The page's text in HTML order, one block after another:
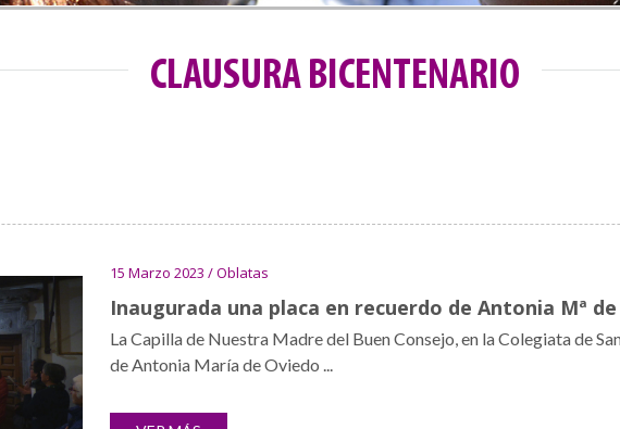
CLAUSURA BICENTENARIO
15 Marzo 2023 / Oblatas
Inaugurada una placa en recuerdo de Antonia Mª
La Capilla de Nuestra Madre del Buen Consejo, en la Colegiata de
de Antonia María de Oviedo ...